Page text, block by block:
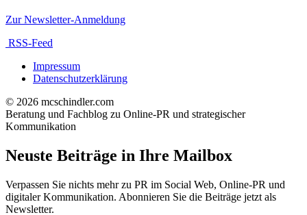
Zur Newsletter-Anmeldung
RSS-Feed
Impressum
Datenschutzerklärung
© 2026 mcschindler.com
Beratung und Fachblog zu Online-PR und strategischer
Kommunikation
Neuste Beiträge in Ihre Mailbox
Verpassen Sie nichts mehr zu PR im Social Web, Online-PR und
digitaler Kommunikation. Abonnieren Sie die Beiträge jetzt als
Newsletter.